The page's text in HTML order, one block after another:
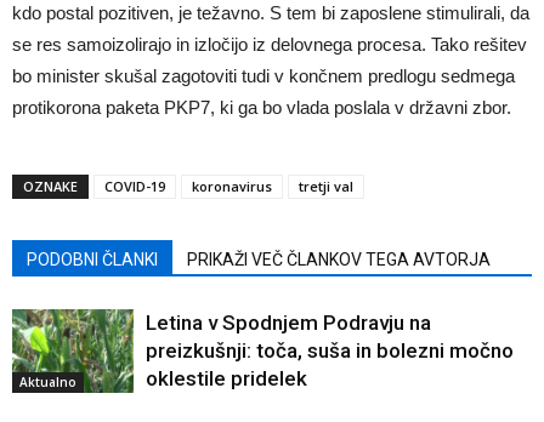
kdo postal pozitiven, je težavno. S tem bi zaposlene stimulirali, da
se res samoizolirajo in izločijo iz delovnega procesa. Tako rešitev
bo minister skušal zagotoviti tudi v končnem predlogu sedmega
protikorona paketa PKP7, ki ga bo vlada poslala v državni zbor.
OZNAKE COVID-19 koronavirus tretji val
PODOBNI ČLANKI PRIKAŽI VEČ ČLANKOV TEGA AVTORJA
Aktualno
Letina v Spodnjem Podravju na
preizkušnji: toča, suša in bolezni močno
oklestile pridelek